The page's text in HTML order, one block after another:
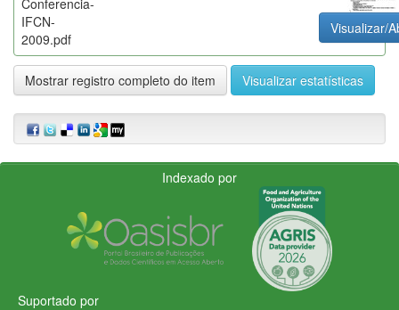
IFCN-
2009.pdf
Visualizar/
Mostrar registro completo do item Visualizar estatísticas
Indexado por
Suportado por